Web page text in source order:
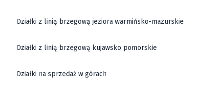
Działki z linią brzegową jeziora warmińsko-mazurskie
Działki z linią brzegową kujawsko pomorskie
Działki na sprzedaż w górach